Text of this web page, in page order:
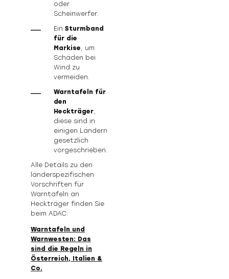
oder
Scheinwerfer.
Ein Sturmband
für die
Markise, um
Schäden bei
Wind zu
vermeiden.
Warntafeln für
den
Heckträger,
diese sind in
einigen Ländern
gesetzlich
vorgeschrieben.
Alle Details zu den
länderspezifischen
Vorschriften für
Warntafeln an
Heckträger finden Sie
beim ADAC.
Warntafeln und
Warnwesten: Das
sind die Regeln in
Österreich, Italien &
Co.